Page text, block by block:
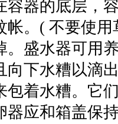
容器的底层，
帐。( 不要使
。盛水器可用
向下水糟以滴
包着水糟。它
器应和箱盖保